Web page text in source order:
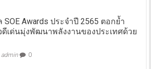
SOE Awards ประจำปี 2565 ตอกย้ำ
เด่นมุ่งพัฒนาพลังงานของประเทศด้วย
admin 0